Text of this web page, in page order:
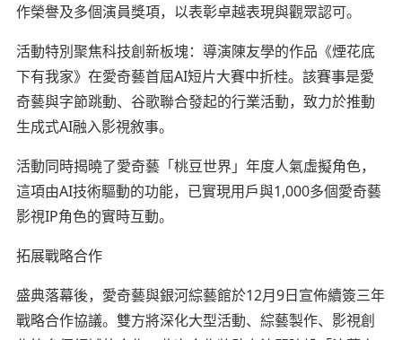
作榮譽及多個演員獎項，以表彰卓越表現與觀眾認可。
活動特別聚焦科技創新板塊：導演陳友學的作品《煙花底
下有我家》在愛奇藝首屆AI短片大賽中折桂。該賽事是愛
奇藝與字節跳動、谷歌聯合發起的行業活動，致力於推動
生成式AI融入影視敘事。
活動同時揭曉了愛奇藝「桃豆世界」年度人氣虛擬角色，
這項由AI技術驅動的功能，已實現用戶與1,000多個愛奇藝
影視IP角色的實時互動。
拓展戰略合作
盛典落幕後，愛奇藝與銀河綜藝館於12月9日宣佈續簽三年
戰略合作協議。雙方將深化大型活動、綜藝製作、影視創